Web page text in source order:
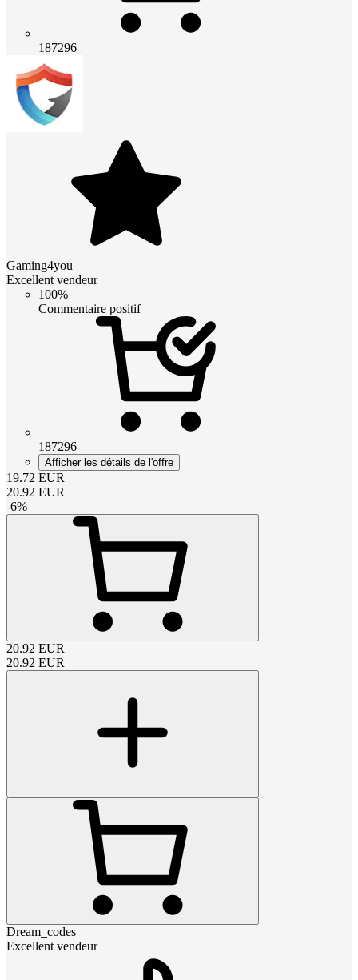
187296
Gaming4you
Excellent vendeur
100%
Commentaire positif
187296
Afficher les détails de l'offre
19.72 EUR
20.92 EUR
-6%
20.92 EUR
20.92 EUR
Dream_codes
Excellent vendeur